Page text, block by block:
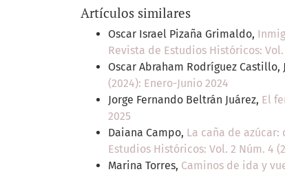
Artículos similares
Oscar Israel Pizaña Grimaldo,
Revista de Estudios Históricos:
Oscar Abraham Rodríguez Castillo,
(2024): Enero-Junio 2024
Jorge Fernando Beltrán Juárez, El
2025
Daiana Campo, La caña de
Estudios Históricos: Vol. 2 Núm. 4
Marina Torres, Caminos de ida y